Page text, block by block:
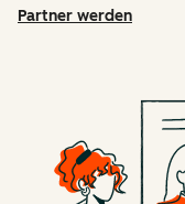
Partner werden